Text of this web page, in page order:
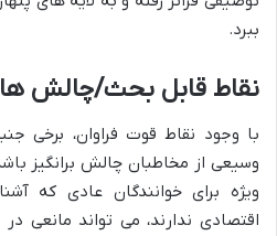
ببرد.
نقاط قابل بحث/چالش ها
با وجود نقاط قوت فراوان، برخی
وسیعی از مخاطبان چالش برانگیز
ویژه برای خوانندگان عادی که
اقتصادی ندارند، می تواند مانعی